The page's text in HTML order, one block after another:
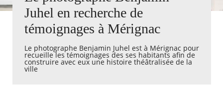
Agenda
Actualités
Kiosque
Espace de services en ligne
Juhel en recherche de
témoignages à Mérignac
Le photographe Benjamin Juhel est à Mérignac pour
recueille les témoignages des ses habitants afin de
construire avec eux une histoire théâtralisée de la
ville